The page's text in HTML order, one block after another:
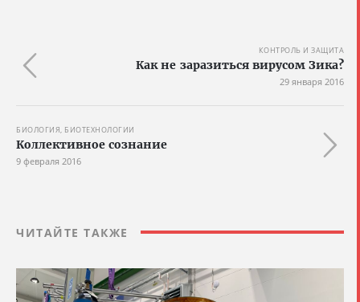
КОНТРОЛЬ И ЗАЩИТА
Как не заразиться вирусом Зика?
29 января 2016
БИОЛОГИЯ, БИОТЕХНОЛОГИИ
Коллективное сознание
9 февраля 2016
ЧИТАЙТЕ ТАКЖЕ